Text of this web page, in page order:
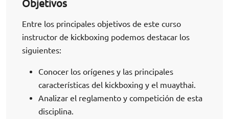
Objetivos
Entre los principales objetivos de este curso
instructor de kickboxing podemos destacar los
siguientes:
Conocer los orígenes y las principales
características del kickboxing y el muaythai.
Analizar el reglamento y competición de esta
disciplina.